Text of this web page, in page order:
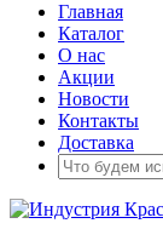
Главная
Каталог
О нас
Акции
Новости
Контакты
Доставка